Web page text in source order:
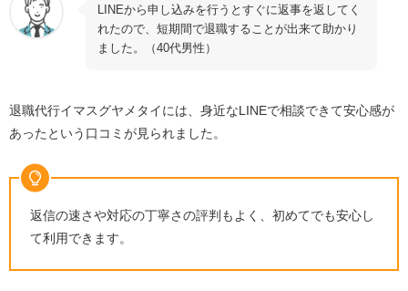
LINEから申し込みを行うとすぐに返事を返してく
れたので、短期間で退職することが出来て助かり
ました。（40代男性）
退職代行イマスグヤメタイには、身近なLINEで相談できて安心感が
あったという口コミが見られました。
返信の速さや対応の丁寧さの評判もよく、初めてでも安心し
て利用できます。